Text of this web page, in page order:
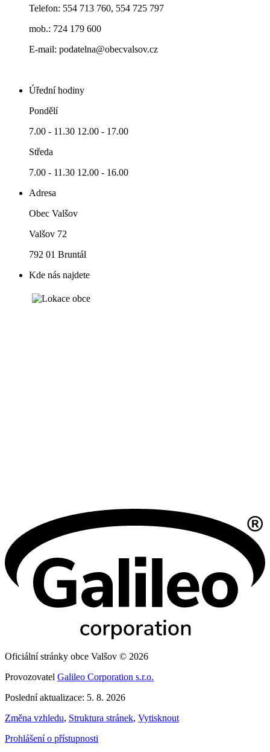
Telefon: 554 713 760, 554 725 797
mob.: 724 179 600
E-mail: podatelna@obecvalsov.cz
Úřední hodiny
Pondělí
7.00 - 11.30 12.00 - 17.00
Středa
7.00 - 11.30 12.00 - 16.00
Adresa
Obec Valšov
Valšov 72
792 01 Bruntál
Kde nás najdete
Oficiální stránky obce Valšov © 2026
Provozovatel Galileo Corporation s.r.o.
Poslední aktualizace: 5. 8. 2026
Změna vzhledu, Struktura stránek, Vytisknout
Prohlášení o přístupnosti